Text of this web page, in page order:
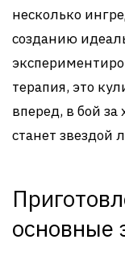
несколько
созданию
терапия, это
вперед, в бой за
станет звездой
основные